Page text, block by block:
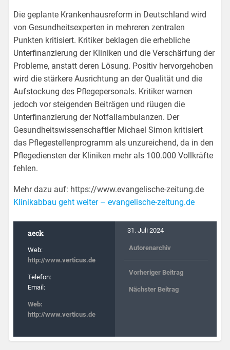
Die geplante Krankenhausreform in Deutschland wird
von Gesundheitsexperten in mehreren zentralen
Punkten kritisiert. Kritiker beklagen die erhebliche
Unterfinanzierung der Kliniken und die Verschärfung der
Probleme, anstatt deren Lösung. Positiv hervorgehoben
wird die stärkere Ausrichtung an der Qualität und die
Aufstockung des Pflegepersonals. Kritiker warnen
jedoch vor steigenden Beiträgen und rüugen die
Unterfinanzierung der Notfallambulanzen. Der
Gesundheitswissenschaftler Michael Simon kritisiert
das Pflegestellenprogramm als unzureichend, da in den
Pflegediensten der Kliniken mehr als 100.000 Vollkräfte
fehlen.
Mehr dazu auf: https://www.evangelische-zeitung.de
Klinikabbau geht weiter – evangelische-zeitung.de
aeck
Web:
http://www.verticus.de
Telefon:
Email:
Web:
http://www.verticus.de
31. Juli 2024
Autorenarchiv
Vorheriger Beitrag
Nächster Beitrag